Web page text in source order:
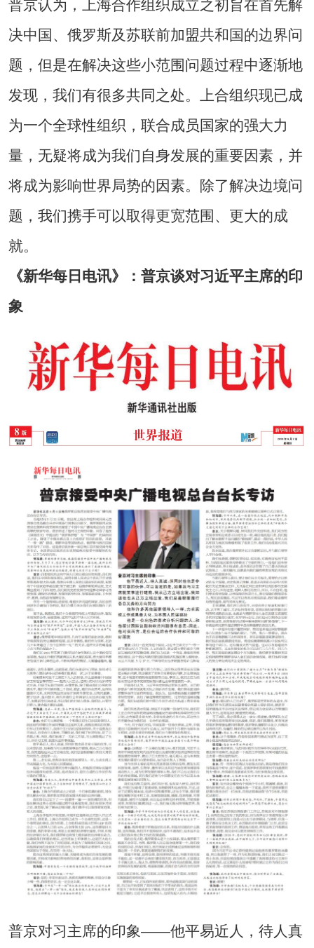
普京认为，上海合作组织成立之初旨在首先解
决中国、俄罗斯及苏联前加盟共和国的边界问
题，但是在解决这些小范围问题过程中逐渐地
发现，我们有很多共同之处。上合组织现已成
为一个全球性组织，联合成员国家的强大力
量，无疑将成为我们自身发展的重要因素，并
将成为影响世界局势的因素。除了解决边境问
题，我们携手可以取得更宽范围、更大的成
就。
《新华每日电讯》：普京谈对习近平主席的印
象
普京对习主席的印象——他平易近人，待人真